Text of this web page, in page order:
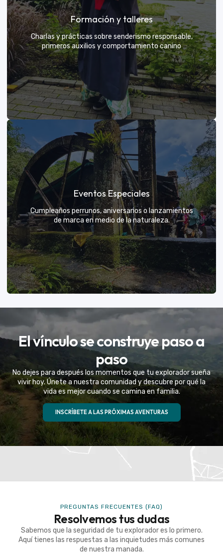
Tú eliges el parche y nosotros nos encargamos de
una aventura exclusiva
Formación y talleres
Charlas y prácticas sobre senderismo responsable,
primeros auxilios y comportamiento canino
Formación y talleres
Aprende de expertos a ser el mejor guía para tu
propio explorador
VER MÁS
Eventos Especiales
Cumpleaños perrunos, aniversarios o lanzamientos
de marca en medio de la naturaleza.
Eventos Especiales
Celebramos la vida de tu mejor amigo con una
experiencia fuera de serie
VER MÁS
El vínculo se construye paso a
paso
No dejes para después los momentos que tu explorador sueña
vivir hoy. Únete a nuestra comunidad y descubre por qué la
vida es mejor cuando se camina en familia.
INSCRÍBETE A LAS PRÓXIMAS AVENTURAS
PREGUNTAS FRECUENTES (FAQ)
Resolvemos tus dudas
Sabemos que la seguridad de tu explorador es lo primero.
Aquí tienes las respuestas a las inquietudes más comunes
de nuestra manada.